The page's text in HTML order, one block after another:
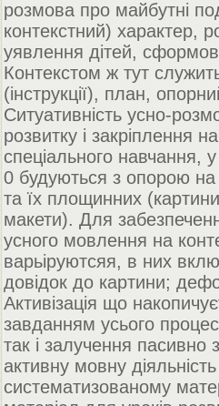
розмова про майбутні
контекстний) характер,
уявлення дітей,
Контекстом ж тут
(інструкції), план,
Ситуативність усно-
розвитку і закріплення
спеціального навчання,
0 будуються з опорою на
та їх площинних
макети). Для
усного мовлення на
варьіруютсяя, в них
довідок до картини;
Активізація що
завданням усього
так і залучення пасивно
активну мовну
систематизованому